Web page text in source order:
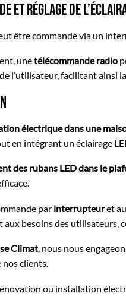
et Réglage de
être commandé via un
unetélécommande radio
l’utilisateur, facilitant ainsi
électrique dans une
en intégrant un éclairage
des rubans LED dans le
par interrupteuret
aux besoins des utilisateurs,
Climat, nous nous
nos clients.
ou installation